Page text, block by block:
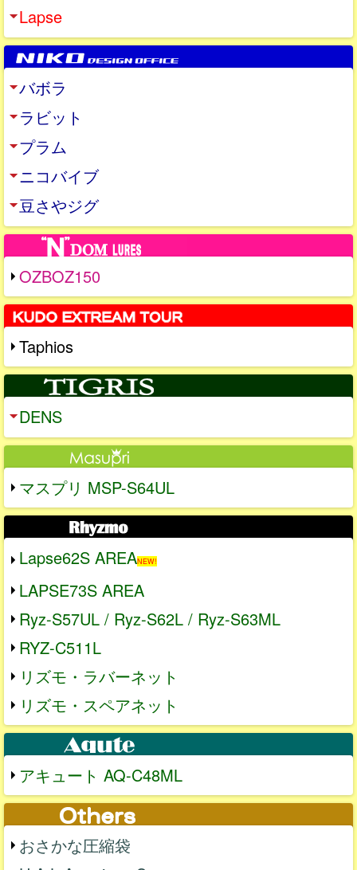
Lapse
バボラ
ラビット
プラム
ニコバイブ
豆さやジグ
OZBOZ150
Taphios
DENS
マスプリ MSP-S64UL
Lapse62S AREANEW!
LAPSE73S AREA
Ryz-S57UL / Ryz-S62L / Ryz-S63ML
RYZ-C511L
リズモ・ラバーネット
リズモ・スペアネット
アキュート AQ-C48ML
おさかな圧縮袋